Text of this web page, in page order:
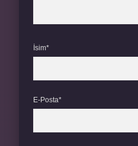
İsim*
E-Posta*